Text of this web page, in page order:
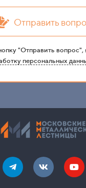
Отправить
"Отправить вопрос",
персональных